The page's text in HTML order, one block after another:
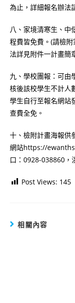
為止，詳細報名辦法
八、家境清寒生、中
程費皆免費。(請檢
法詳見附件一計畫簡
九、學校團報：可由
核後該校學生不計人
學生自行至報名網站
查費全免。
十、檢附計畫海報供
網站https://
口：0928-038860，
Post Views: 145
相關內容